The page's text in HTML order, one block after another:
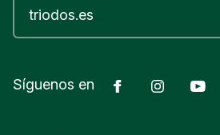
Síguenos en FacebookInstagram